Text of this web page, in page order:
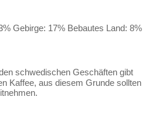
Gebirge: 17% Bebautes Land: 8%
schwedischen Geschäften gibt
Kaffee, aus diesem Grunde sollten